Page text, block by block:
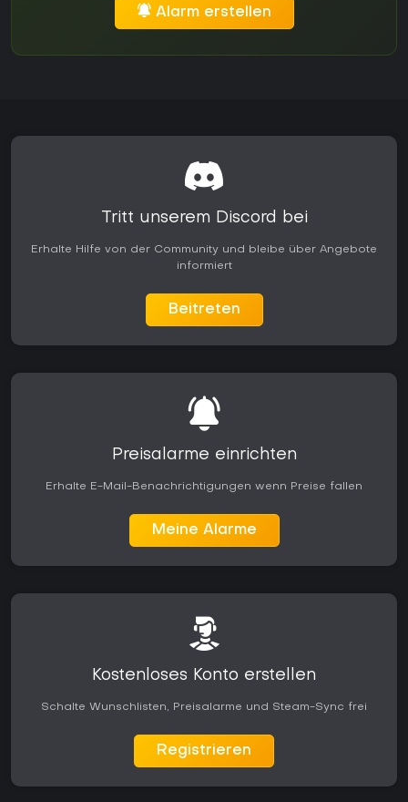
Alarm erstellen
Tritt unserem Discord bei
Erhalte Hilfe von der Community und bleibe über Angebote
informiert
Beitreten
Preisalarme einrichten
Erhalte E-Mail-Benachrichtigungen wenn Preise fallen
Meine Alarme
Kostenloses Konto erstellen
Schalte Wunschlisten, Preisalarme und Steam-Sync frei
Registrieren